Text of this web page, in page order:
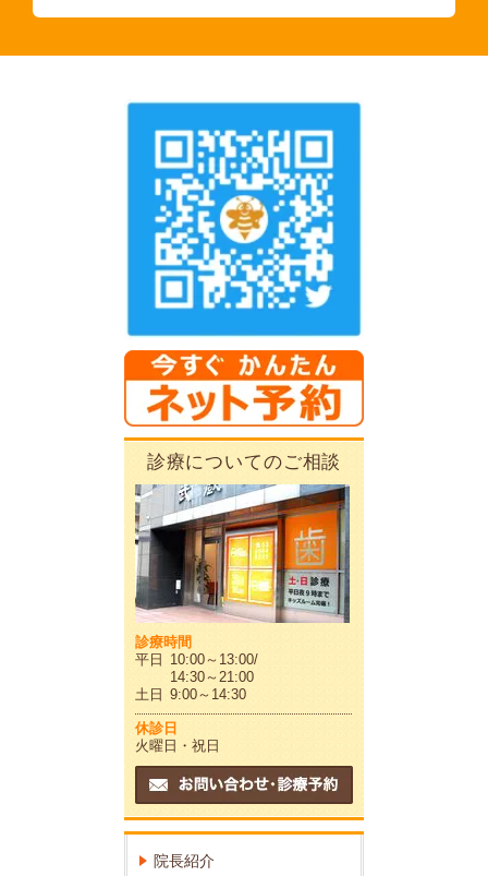
診療についてのご相談
診療時間
平日
10:00～13:00/
14:30～21:00
土日
9:00～14:30
休診日
火曜日・祝日
院長紹介